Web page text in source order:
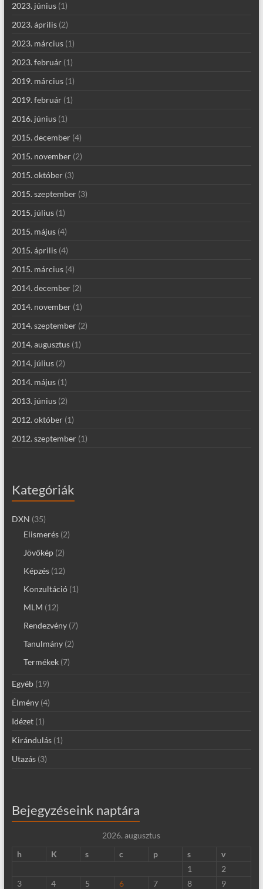
2023. június(1)
2023. április(2)
2023. március(1)
2023. február(1)
2019. március(1)
2019. február(1)
2016. június(1)
2015. december(4)
2015. november(2)
2015. október(3)
2015. szeptember(3)
2015. július(1)
2015. május(4)
2015. április(4)
2015. március(4)
2014. december(2)
2014. november(1)
2014. szeptember(2)
2014. augusztus(1)
2014. július(2)
2014. május(1)
2013. június(2)
2012. október(1)
2012. szeptember(1)
Kategóriák
DXN (35)
Elismerés(2)
Jövőkép(2)
Képzés(12)
Konzultáció(1)
MLM (12)
Rendezvény(7)
Tanulmány(2)
Termékek(7)
Egyéb(19)
Élmény(4)
Idézet(1)
Kirándulás(1)
Utazás(3)
Bejegyzéseink naptára
2026. augusztus
h
K s c p s
v
1
2
3
4 5 6 7 8 9